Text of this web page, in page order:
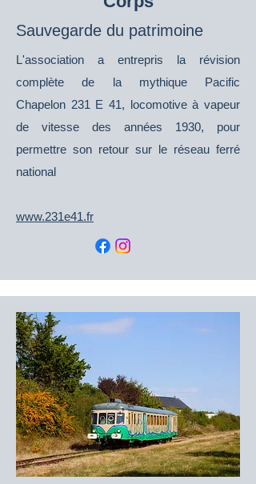
Sauvegarde du patrimoine
L'association a entrepris la révision
complète de la mythique Pacific
Chapelon 231 E 41, locomotive à vapeur
de vitesse des années 1930, pour
permettre son retour sur le réseau ferré
national
www.231e41.fr